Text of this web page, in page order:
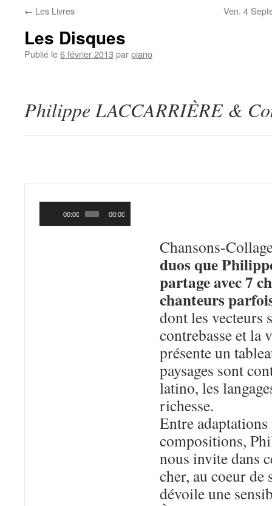
← Les Livres Ven. 4
Les Disques
Publié le6 février 2013 parpiano
Philippe LACCARRIÈRE &
00:00 00:00
Chansons-
duos que
partage avec 7
chanteurs
dont les vecteurs
contrebasse et la
présente un
paysages sont
latino, les
richesse.
Entre
compositions,
nous invite dans
cher, au coeur
dévoile une